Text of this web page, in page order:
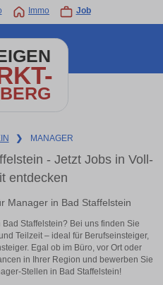
Immo Job
❯ MANAGER
- Jetzt Jobs in Voll-
entdecken
Manager in Bad Staffelstein
Staffelstein? Bei uns finden Sie
Teilzeit – ideal für Berufseinsteiger,
Egal ob im Büro, vor Ort oder
in Ihrer Region und bewerben Sie
Stellen in Bad Staffelstein!